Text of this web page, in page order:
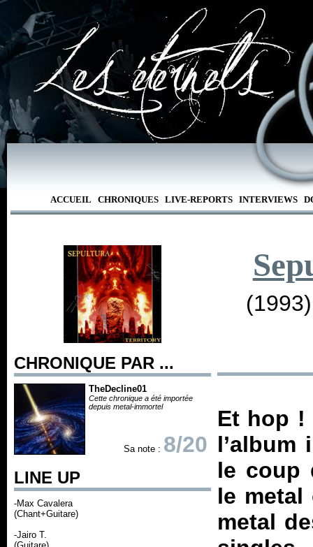
ACCUEIL CHRONIQUES LIVE-REPORTS INTERVIEWS
CHRONIQUE PAR ...
TheDecline01
Cette chronique a été importée
depuis metal-immortel
Sa note : 8/20
LINE UP
-Max Cavalera
(Chant+Guitare)
-Jairo T.
Et hop !
l’album
le coup
le metal
metal